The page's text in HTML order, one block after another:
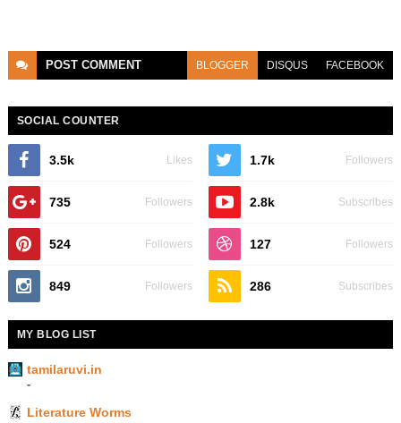
POST COMMENT BLOGGER DISQUS FACEBOOK
SOCIAL COUNTER
3.5k Likes 1.7k Followers
735 Followers 2.8k Subscribes
524 Followers 127 Followers
849 Followers 286 Subscribes
MY BLOG LIST
tamilaruvi.in
-
Literature Worms